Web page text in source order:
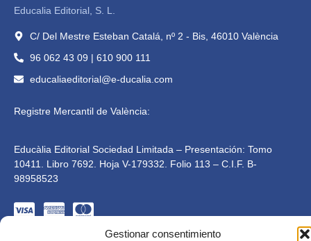
Gestionar consentimiento
Educalia Editorial, S. L.
C/ Del Mestre Esteban Catalá, nº 2 - Bis, 46010 València
96 062 43 09 | 610 900 111
educaliaeditorial@e-ducalia.com
Registre Mercantil de València:
Educàlia Editorial Sociedad Limitada – Presentación: Tomo
10411. Libro 7692. Hoja V-179332. Folio 113 – C.I.F. B-
98958523